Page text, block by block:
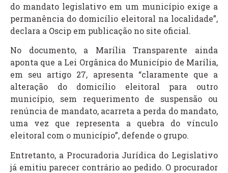
do mandato legislativo em um município exige a
permanência do domicílio eleitoral na localidade”,
declara a Oscip em publicação no site oficial.
No documento, a Marília Transparente ainda
aponta que a Lei Orgânica do Município de Marília,
em seu artigo 27, apresenta “claramente que a
alteração do domicílio eleitoral para outro
município, sem requerimento de suspensão ou
renúncia de mandato, acarreta a perda do mandato,
uma vez que representa a quebra do vínculo
eleitoral com o município”, defende o grupo.
Entretanto, a Procuradoria Jurídica do Legislativo
já emitiu parecer contrário ao pedido. O procurador